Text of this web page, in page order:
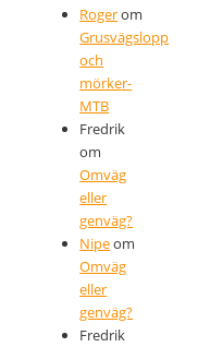
Rogerom
Grusvägslopp
och
mörker-
MTB
Fredrik
om
Omväg
eller
genväg?
Nipeom
Omväg
eller
genväg?
Fredrik